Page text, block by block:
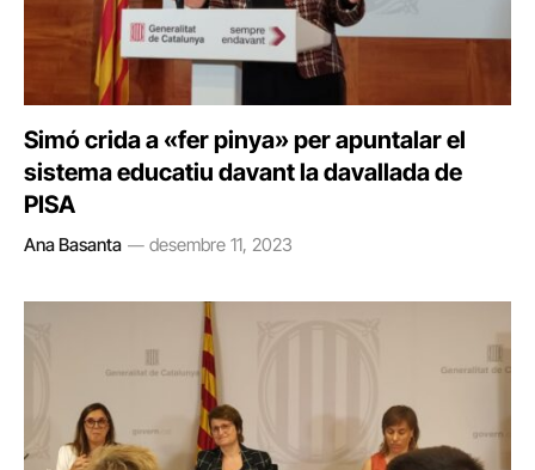
Simó crida a «fer pinya» per apuntalar el
sistema educatiu davant la davallada de
PISA
Ana Basanta desembre 11, 2023